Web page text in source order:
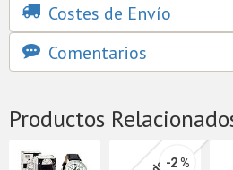
Costes de Envío
Comentarios
Productos
-2 %